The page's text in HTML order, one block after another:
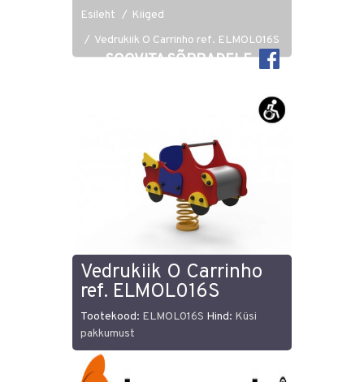
Esileht
Kiiged
Vedrukiik O Carrinho ref. ELMOL016S
SOOVITA SÕPRADELE
Vedrukiik O Carrinho
ref. ELMOL016S
Tootekood: ELMOL016S Hind: Küsi
pakkumust